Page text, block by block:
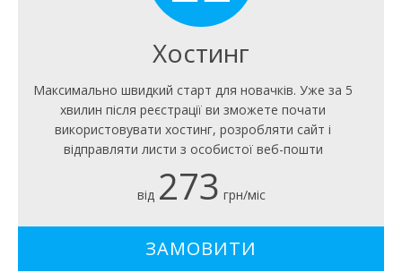
Хостинг
Максимально швидкий старт для новачків. Уже за 5
хвилин після реєстрації ви зможете почати
використовувати хостинг, розробляти сайт і
відправляти листи з особистої веб-пошти
від 273 грн/міс
ЗАМОВИТИ